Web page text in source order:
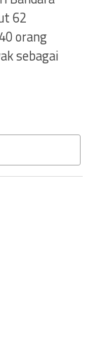
62
orang
sebagai